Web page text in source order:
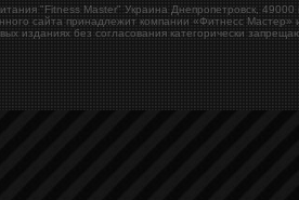
"Fitness Master" Украина Днепропетровск 49000
сайта принадлежит компании «Фитнесс Мастер»
изданиях без согласования категорически